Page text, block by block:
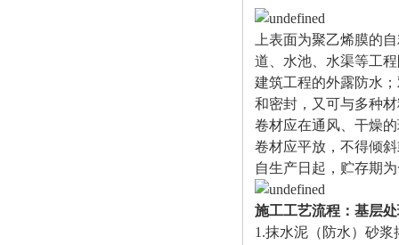
上表面为聚乙烯膜的
道、水池、水渠等工
建筑工程的外露防水
和密封，又可与多种
卷材应在通风、干燥
卷材应平放，不得倾
自生产日起，贮存期
施工工艺流程：基层
1.抹水泥（防水）砂